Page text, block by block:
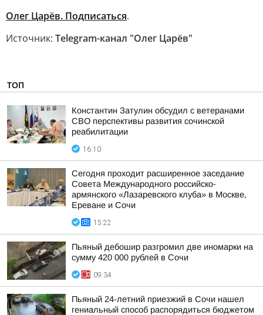
Олег Царёв. Подписаться.
Источник: Telegram-канал "Олег Царёв"
ТОП
Константин Затулин обсудил с ветеранами
СВО перспективы развития сочинской
реабилитации
16:10
Сегодня проходит расширенное заседание
Совета Международного российско-
армянского «Лазаревского клуба» в Москве,
Ереване и Сочи
15:22
Пьяный дебошир разгромил две иномарки на
сумму 420 000 рублей в Сочи
09:34
Пьяный 24-летний приезжий в Сочи нашел
гениальный способ распорядиться бюджетом